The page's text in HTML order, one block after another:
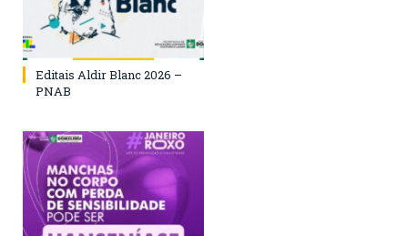
Editais Aldir Blanc 2026 –
PNAB